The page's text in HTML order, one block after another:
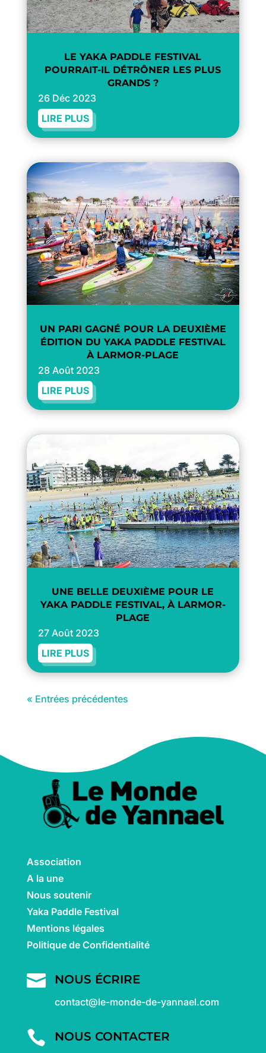
LE YAKA PADDLE FESTIVAL
POURRAIT-IL DÉTRÔNER LES PLUS
GRANDS ?
26 Déc 2023
LIRE PLUS
UN PARI GAGNÉ POUR LA DEUXIÈME
ÉDITION DU YAKA PADDLE FESTIVAL
À LARMOR-PLAGE
28 Août 2023
LIRE PLUS
UNE BELLE DEUXIÈME POUR LE
YAKA PADDLE FESTIVAL, À LARMOR-
PLAGE
27 Août 2023
LIRE PLUS
« Entrées précédentes
Association
A la une
Nous soutenir
Yaka Paddle Festival
Mentions légales
Politique de Confidentialité
 NOUS ÉCRIRE
contact@le-monde-de-yannael.com
 NOUS CONTACTER